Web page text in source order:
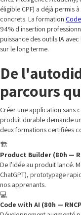
éligible CPF) a déjà permis
concrets. La formation
94% d'insertion
puissance des outils IA
sur le long terme.
De
parcours
Créer une application sans
produit durable demande
deux formations certifiées
🏗️
Product Builder (80h —
De l'idée au produit lancé.
ChatGPT), prototypage
nos apprenants.
💻
Code with AI (80h —